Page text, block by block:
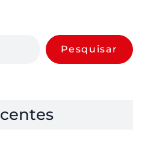
Pesquisar